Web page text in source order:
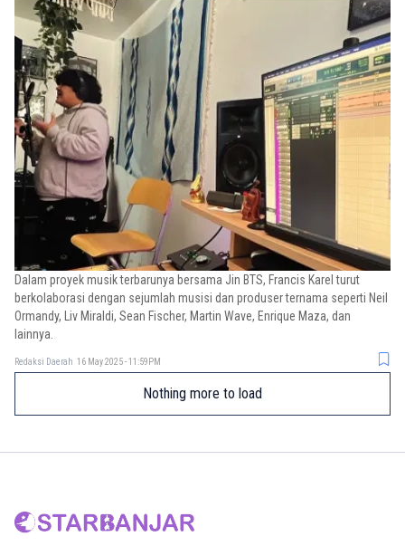
Dalam proyek musik terbarunya bersama Jin BTS, Francis Karel turut
berkolaborasi dengan sejumlah musisi dan produser ternama seperti Neil
Ormandy, Liv Miraldi, Sean Fischer, Martin Wave, Enrique Maza, dan
lainnya.
Redaksi Daerah 16 May 2025 - 11:59PM
Nothing more to load